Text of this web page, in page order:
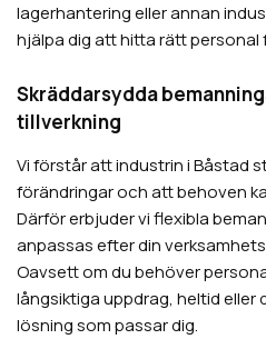
lagerhantering eller annan
hjälpa dig att hitta rätt personal
Skräddarsydda
tillverkning
Vi förstår att industrin i Båstad
förändringar och att behoven
Därför erbjuder vi flexibla
anpassas efter din
Oavsett om du behöver
långsiktiga uppdrag, heltid eller
lösning som passar dig.